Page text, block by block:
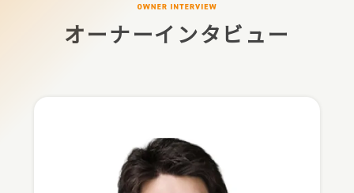
オーナーインタビュー